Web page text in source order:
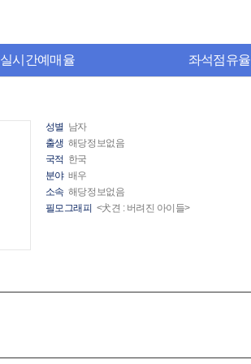
실시간예매율 좌석점유율
성별 남자
출생 해당정보없음
국적 한국
분야 배우
소속 해당정보없음
필모그래피 <犬견 : 버려진 아이들>